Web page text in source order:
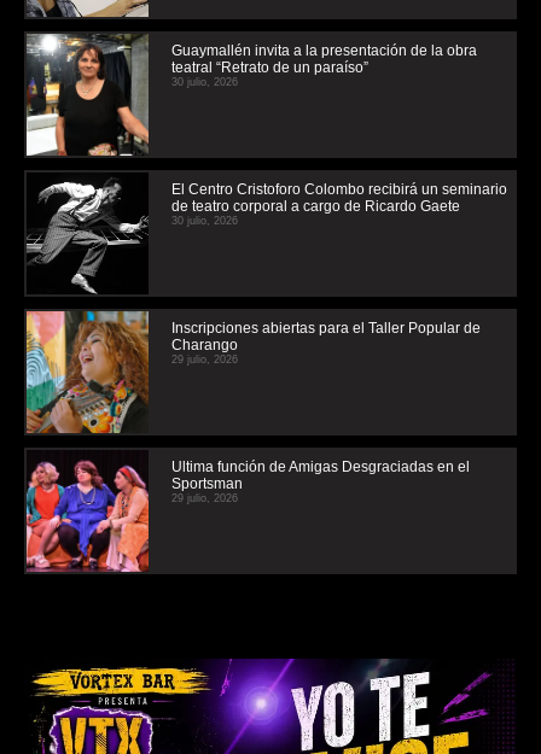
Guaymallén invita a la presentación de la obra
teatral “Retrato de un paraíso”
30 julio, 2026
El Centro Cristoforo Colombo recibirá un seminario
de teatro corporal a cargo de Ricardo Gaete
30 julio, 2026
Inscripciones abiertas para el Taller Popular de
Charango
29 julio, 2026
Ultima función de Amigas Desgraciadas en el
Sportsman
29 julio, 2026